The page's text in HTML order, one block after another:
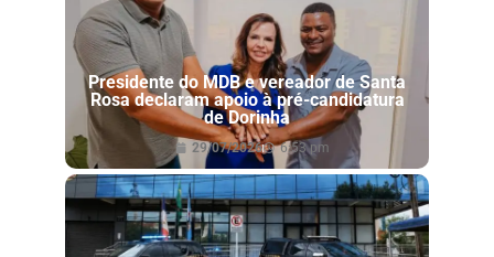
Presidente do MDB e vereador de Santa
Rosa declaram apoio à pré-candidatura
de Dorinha
29/07/2026 6:53 pm